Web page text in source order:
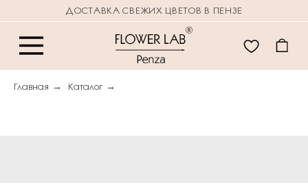
ДОСТАВКА СВЕЖИХ ЦВЕТОВ В ПЕНЗЕ
Главная → Каталог →